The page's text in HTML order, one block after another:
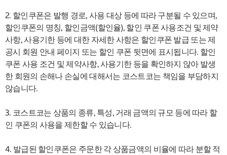
2. 할인쿠폰은 발행 경로, 사용 대상 등에 따라 구분될 수 있으며,
할인쿠폰의 명칭, 할인금액(할인율), 할인 쿠폰 사용조건 및 제약
사항, 사용기한 등에 대한 자세한 사항은 할인쿠폰 발급 또는 제
공시 회원 안내 페이지 또는 할인 쿠폰 뒷면에 표시됩니다. 할인
쿠폰 사용 조건 및 제약사항, 사용기한 등을 확인하지 않아 발생
한 회원의 손해나 손실에 대해서는 코스트코는 책임을 부담하지
않습니다.
3. 코스트코는 상품의 종류, 특성, 거래 금액의 규모 등에 따라 할
인 쿠폰의 사용을 제한할 수 있습니다.
4. 발급된 할인쿠폰은 주문한 각 상품금액의 비율에 따라 분할 적